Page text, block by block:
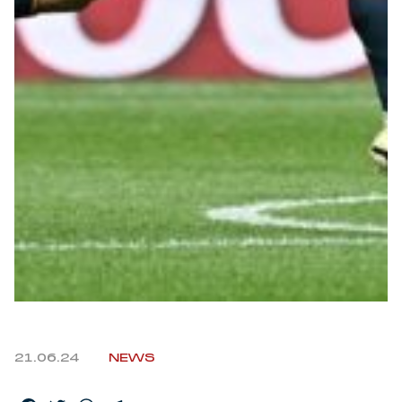
Robe di Kappa x Genoa
Vintage Collection
Red&Blue Voices
Accessori
Party
Caffè Boasi x Genoa
21.06.24 NEWS